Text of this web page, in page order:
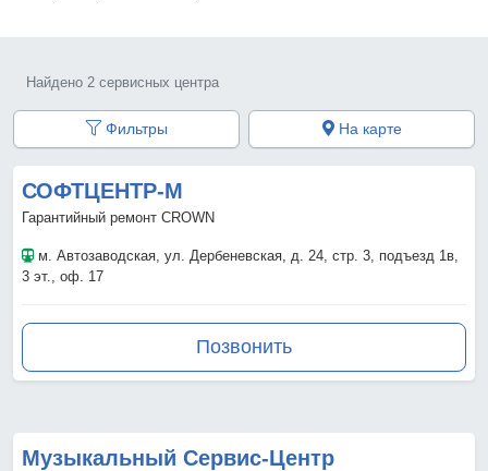
Найдено 2 сервисных центра
Фильтры На карте
СОФТЦЕНТР-М
Гарантийный ремонт CROWN
м. Автозаводская, ул. Дербеневская, д. 24, стр. 3, подъезд 1в,
3 эт., оф. 17
Позвонить
Музыкальный Сервис-Центр